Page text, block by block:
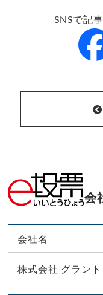
SNSで記
会
会社名
株式会社 グラント